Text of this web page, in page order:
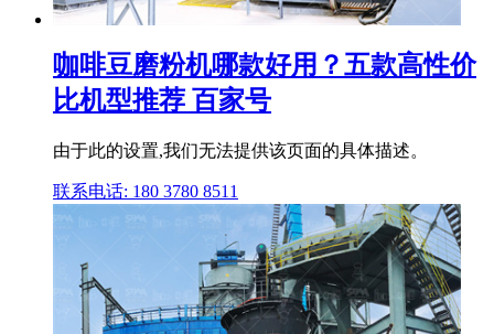
咖啡豆磨粉机哪款好用？五款高性价
比机型推荐 百家号
由于此的设置,我们无法提供该页面的具体描述。
联系电话: 180 3780 8511